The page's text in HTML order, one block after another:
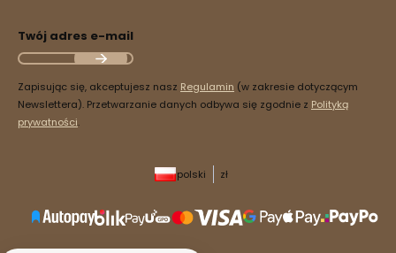
Twój adres e-mail
Zapisując się, akceptujesz nasz Regulamin (w zakresie dotyczącym
Newslettera). Przetwarzanie danych odbywa się zgodnie z Polityką
prywatności.
polski zł